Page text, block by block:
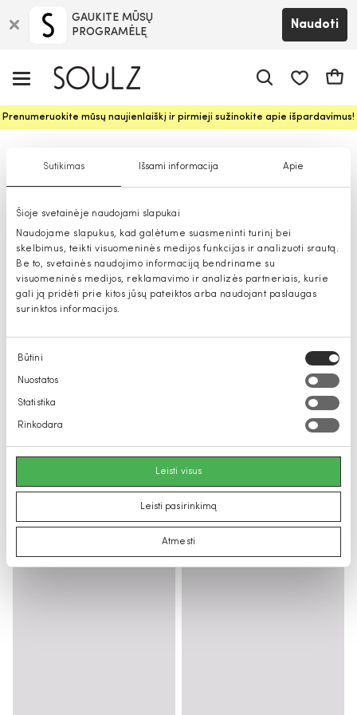
Sutikimas Išsami informacija Apie
Šioje svetainėje naudojami slapukai
Naudojame slapukus, kad galėtume suasmeninti turinį bei
skelbimus, teikti visuomeninės medijos funkcijas ir analizuoti srautą.
Be to, svetainės naudojimo informaciją bendriname su
visuomeninės medijos, reklamavimo ir analizės partneriais, kurie
gali ją pridėti prie kitos jūsų pateiktos arba naudojant paslaugas
surinktos informacijos.
Sutikimo
pasirinkimas
Būtini
Nuostatos
Statistika
Rinkodara
Leisti visus
Leisti pasirinkimą
Atmesti
GAUKITE MŪSŲ
PROGRAMĖLĘ
Naudoti
Prenumeruokite mūsų naujienlaiškį ir pirmieji sužinokite apie išpardavimus!
Vyriškos rankinės